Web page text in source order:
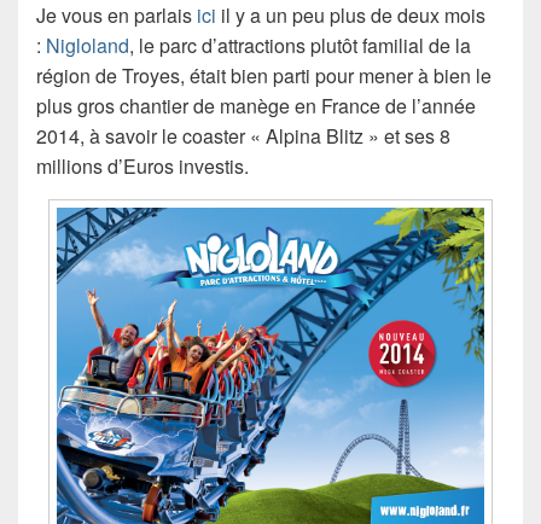
Je vous en parlais ici il y a un peu plus de deux mois
: Nigloland, le parc d’attractions plutôt familial de la
région de Troyes, était bien parti pour mener à bien le
plus gros chantier de manège en France de l’année
2014, à savoir le coaster « Alpina Blitz » et ses 8
millions d’Euros investis.